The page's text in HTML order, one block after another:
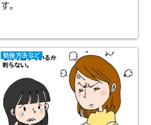
す。
勉強方法など